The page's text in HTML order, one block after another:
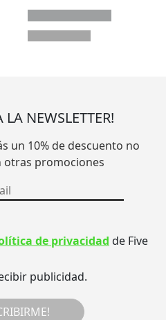
LA NEWSLETTER!
un 10% de descuento no
otras promociones
de privacidad de Five
publicidad.